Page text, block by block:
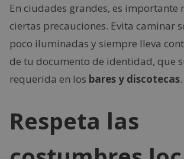
En ciudades grandes, es importante
ciertas precauciones. Evita caminar
poco iluminadas y siempre lleva
de tu documento de identidad, que
requerida en los bares y discotecas.
Respeta las